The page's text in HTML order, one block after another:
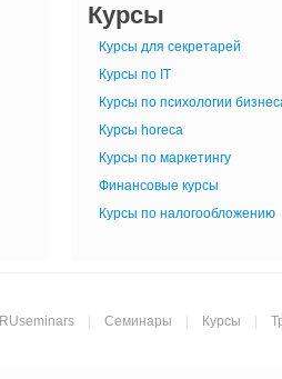
Курсы
Курсы для секретарей
Курсы по IT
Курсы по психологии
Курсы horeca
Курсы по маркетингу
Финансовые курсы
Курсы по налогообложению
RUseminars Семинары Курсы